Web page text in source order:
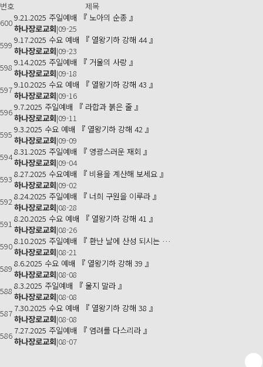
번호
제목
6009.21.2025 주일예배 『 노아의 순종 』
하나장로교회|09-25
599 9.17.2025 수요 예배 『 열왕기하 강해 44 』
하나장로교회|09-23
598 9.14.2025 주일예배 『 거울의 사랑 』
하나장로교회|09-18
5979.10.2025 수요 예배 『 열왕기하 강해 43 』
하나장로교회|09-16
5969.7.2025 주일예배 『 라합과 붉은 줄 』
하나장로교회|09-11
595 9.3.2025 수요 예배 『 열왕기하 강해 42 』
하나장로교회|09-09
5948.31.2025 주일예배 『 영광스러운 재회 』
하나장로교회|09-04
593 8.27.2025 수요예배 『 비용을 계산해 보세요 』
하나장로교회|09-02
5928.24.2025 주일예배 『 너희 구원을 이루라 』
하나장로교회|08-28
591 8.20.2025 수요 예배 『 열왕기하 강해 41 』
하나장로교회|08-26
5908.10.2025 주일예배 『 환난 날에 산성 되시는 …
하나장로교회|08-21
589 8.6.2025 수요 예배 『 열왕기하 강해 39 』
하나장로교회|08-08
588 8.3.2025 주일예배 『 울지 말라 』
하나장로교회|08-08
587 7.30.2025 수요 예배 『 열왕기하 강해 38 』
하나장로교회|08-08
586 7.27.2025 주일예배 『 염려를 다스리라 』
하나장로교회|08-07